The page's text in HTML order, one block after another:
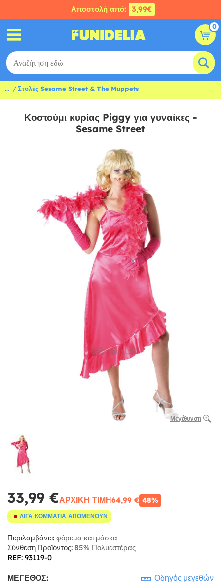
Αποστολή από: 3,99€
0
... Στολές Sesame Street & The Muppets
Κοστούμι κυρίας Piggy για γυναίκες -
Sesame Street
Μεγέθυνση
33,99 €ΑΡΧΙΚΉ ΤΙΜΉ64,99 € 48%
ΛΊΓΑ ΚΟΜΜΆΤΙΑ ΑΠΟΜΈΝΟΥΝ
Περιλαμβάνει: φόρεμα και μάσκα
Σύνθεση Προϊόντος: 85% Πολυεστέρας
REF: 93119-0
ΜΈΓΕΘΟΣ: Οδηγός μεγεθών